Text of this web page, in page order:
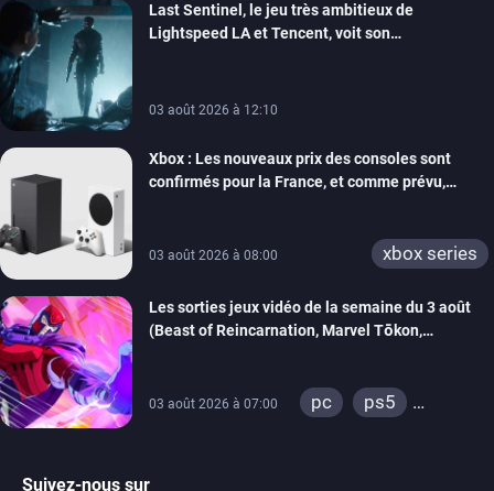
Last Sentinel, le jeu très ambitieux de
Lightspeed LA et Tencent, voit son
03 août 2026 à 12:10
Xbox : Les nouveaux prix des consoles sont
confirmés pour la France, et comme prévu,
03 août 2026 à 08:00 xbox series
Les sorties jeux vidéo de la semaine du 3 août
(Beast of Reincarnation, Marvel Tōkon,
03 août 2026 à 07:00 pc
ps5
Suivez-nous sur